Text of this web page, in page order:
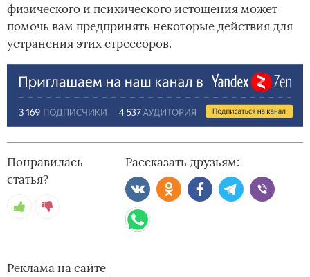
физического и психического истощения может
помочь вам предпринять некоторые действия для
устранения этих стрессоров.
Понравилась
статья?
Рассказать друзьям:
Реклама на сайте